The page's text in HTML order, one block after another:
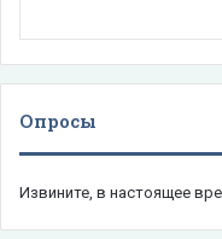
Опросы
Извините, в настоящее